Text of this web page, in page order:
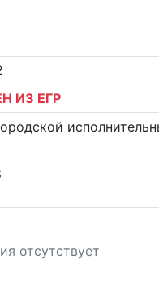
ИЗ ЕГР
отсутствует